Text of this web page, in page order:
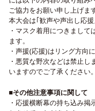
ご協力をお願い申し上げま
本大会は｢歓声や声出し応援
・マスク着用につきまして
ます。
・声援(応援)はリング方向
・悪質な野次などは禁止
いますのでご了承ください。
■その他注意事項に関して
・応援横断幕の持ち込み掲